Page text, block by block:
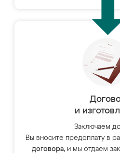
и
Заключаем
Вы вносите предоплату в
договора, и мы отдаём